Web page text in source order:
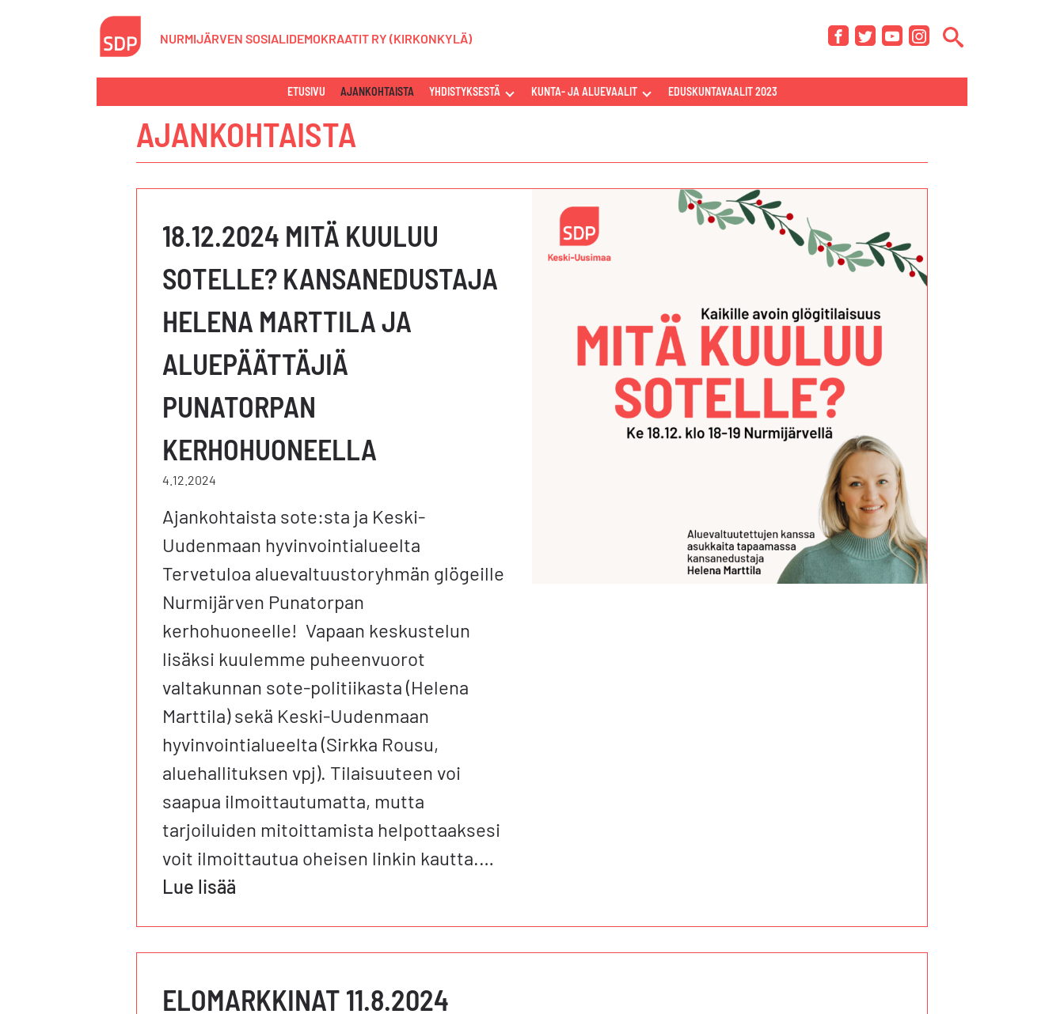
NURMIJÄRVEN SOSIALIDEMOKRAATIT RY (KIRKONKYLÄ)
ETUSIVU AJANKOHTAISTA YHDISTYKSESTÄ NÄYTÄ
TAI
KUNTA- JA ALUEVAALIT NÄYTÄ
TAI
ALUEVAALIT"
EDUSKUNTAVAALIT 2023
AJANKOHTAISTA
18.12.2024 MITÄ KUULUU
SOTELLE? KANSANEDUSTAJA
HELENA MARTTILA JA
ALUEPÄÄTTÄJIÄ
PUNATORPAN
KERHOHUONEELLA
4.12.2024
Ajankohtaista sote:sta ja Keski-
Uudenmaan hyvinvointialueelta
Tervetuloa aluevaltuustoryhmän glögeille
Nurmijärven Punatorpan
kerhohuoneelle! Vapaan keskustelun
lisäksi kuulemme puheenvuorot
valtakunnan sote-politiikasta (Helena
Marttila) sekä Keski-Uudenmaan
hyvinvointialueelta (Sirkka Rousu,
aluehallituksen vpj). Tilaisuuteen voi
saapua ilmoittautumatta, mutta
tarjoiluiden mitoittamista helpottaaksesi
voit ilmoittautua oheisen linkin kautta.…
Lue lisää
ELOMARKKINAT 11.8.2024